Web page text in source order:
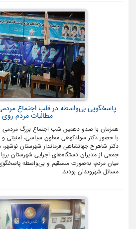
پاسخگویی بی‌واسطه در قلب اجتماع مردمی
مطالبات مردم روی
همزمان با صدو دهمین شب اجتماع بزرگ مردمی
با حضور دکتر سوادکوهی معاون سیاسی، امنیتی و
دکتر شاهرخ جهانشاهی فرماندار شهرستان
جمعی از مدیران دستگاه‌های اجرایی شهرستان
میان مردم، به‌صورت مستقیم و بی‌واسطه
مسائل شهروندان بودند.